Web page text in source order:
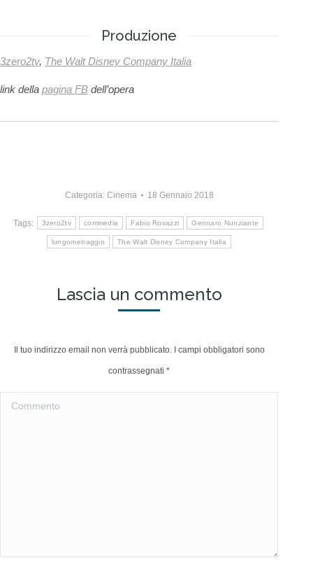
Produzione
3zero2tv, The Walt Disney Company Italia
link della pagina FB dell’opera
Categoria: Cinema 18 Gennaio 2018
Tags: 3zero2tv commedia Fabio Rovazzi Gennaro Nunziante
lungometraggio The Walt Disney Company Italia
Lascia un commento
Il tuo indirizzo email non verrà pubblicato. I campi obbligatori sono
contrassegnati *
Commento